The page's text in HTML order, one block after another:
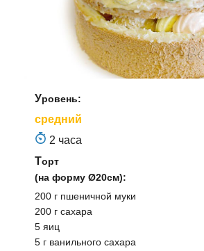
Уровень:
средний
2 часа
Торт
(на форму Ø20см):
200 г пшеничной муки
200 г сахара
5 яиц
5 г ванильного сахара